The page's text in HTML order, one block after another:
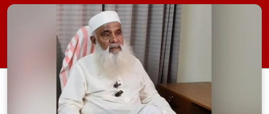
রুলিং ও সিদ্ধান্তের প্রতিবাদে ১৫ থেকে ২৫ জুন
পর্যন্ত তিনি সংসদে যাননি। মনিরুল হক চৌধুরী
বলেন, ‘আমাকে সংসদে অপমান করা হয়েছে।
স্পিকার ফোন […]